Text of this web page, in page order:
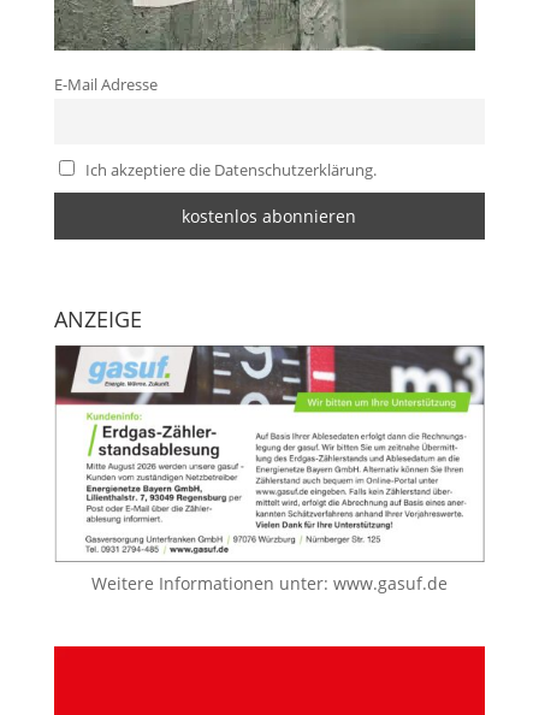
E-Mail Adresse
Ich akzeptiere die Datenschutzerklärung.
ANZEIGE
Weitere Informationen unter: www.gasuf.de